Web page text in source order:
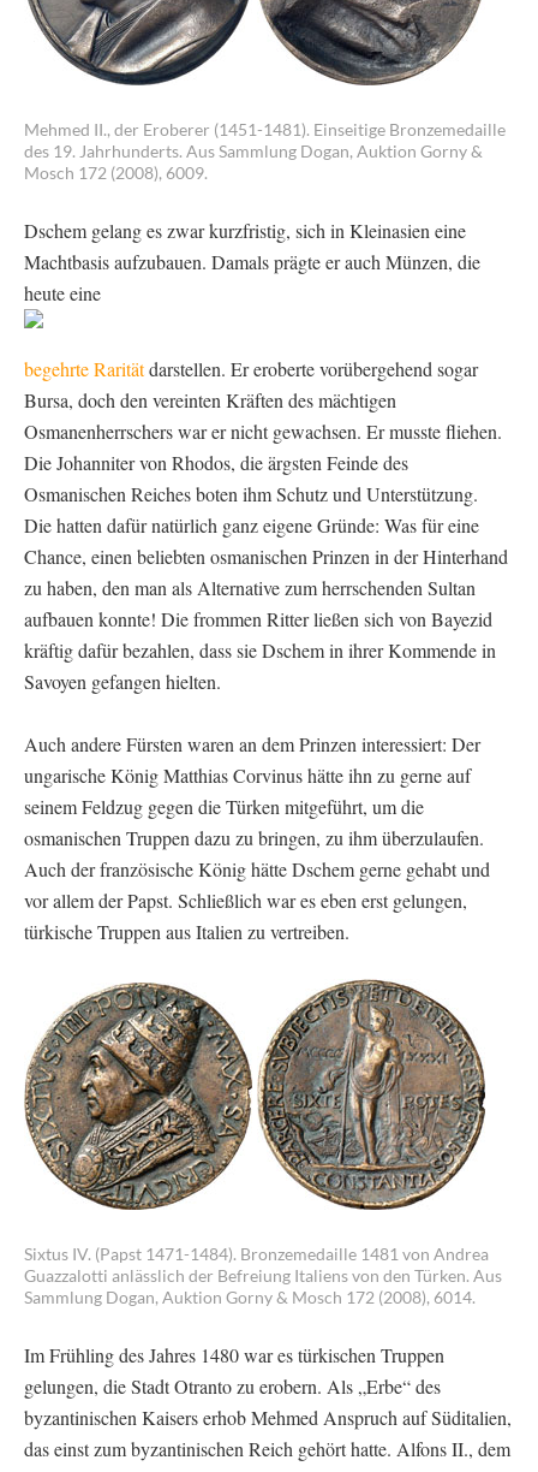
Mehmed II., der Eroberer (1451-1481). Einseitige Bronzemedaille
des 19. Jahrhunderts. Aus Sammlung Dogan, Auktion Gorny &
Mosch 172 (2008), 6009.
Dschem gelang es zwar kurzfristig, sich in Kleinasien eine
Machtbasis aufzubauen. Damals prägte er auch Münzen, die
heute eine
begehrte Raritätdarstellen. Er eroberte vorübergehend sogar
Bursa, doch den vereinten Kräften des mächtigen
Osmanenherrschers war er nicht gewachsen. Er musste fliehen.
Die Johanniter von Rhodos, die ärgsten Feinde des
Osmanischen Reiches boten ihm Schutz und Unterstützung.
Die hatten dafür natürlich ganz eigene Gründe: Was für eine
Chance, einen beliebten osmanischen Prinzen in der Hinterhand
zu haben, den man als Alternative zum herrschenden Sultan
aufbauen konnte! Die frommen Ritter ließen sich von Bayezid
kräftig dafür bezahlen, dass sie Dschem in ihrer Kommende in
Savoyen gefangen hielten.
Auch andere Fürsten waren an dem Prinzen interessiert: Der
ungarische König Matthias Corvinus hätte ihn zu gerne auf
seinem Feldzug gegen die Türken mitgeführt, um die
osmanischen Truppen dazu zu bringen, zu ihm überzulaufen.
Auch der französische König hätte Dschem gerne gehabt und
vor allem der Papst. Schließlich war es eben erst gelungen,
türkische Truppen aus Italien zu vertreiben.
Sixtus IV. (Papst 1471-1484). Bronzemedaille 1481 von Andrea
Guazzalotti anlässlich der Befreiung Italiens von den Türken. Aus
Sammlung Dogan, Auktion Gorny & Mosch 172 (2008), 6014.
Im Frühling des Jahres 1480 war es türkischen Truppen
gelungen, die Stadt Otranto zu erobern. Als „Erbe“ des
byzantinischen Kaisers erhob Mehmed Anspruch auf Süditalien,
das einst zum byzantinischen Reich gehört hatte. Alfons II., dem